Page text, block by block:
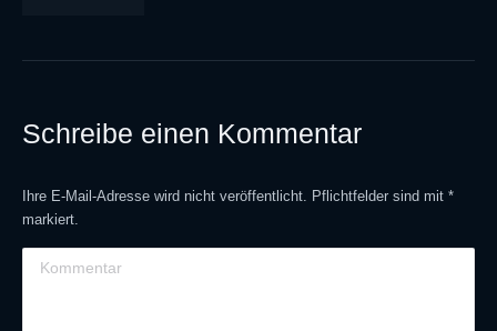
Schreibe einen Kommentar
Ihre E-Mail-Adresse wird nicht veröffentlicht. Pflichtfelder sind mit *
markiert.
Kommentar